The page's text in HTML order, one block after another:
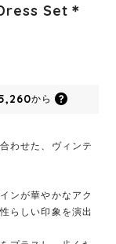
Set＊
から
わせた、ヴィンテ
ンが華やかなアク
らしい印象を演出